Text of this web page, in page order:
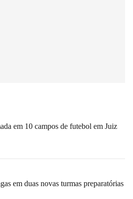
em 10 campos de futebol em Juiz
em duas novas turmas preparatórias